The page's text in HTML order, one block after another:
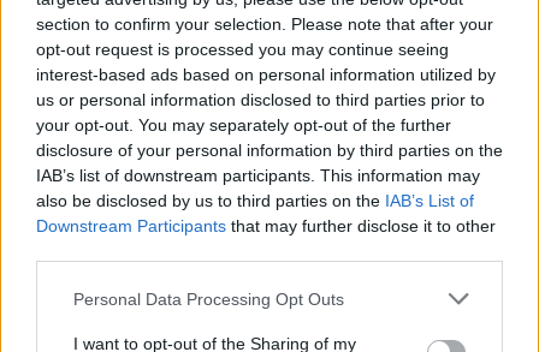
section to confirm your selection. Please note that after your
opt-out request is processed you may continue seeing
interest-based ads based on personal information utilized by
us or personal information disclosed to third parties prior to
your opt-out. You may separately opt-out of the further
disclosure of your personal information by third parties on the
IAB’s list of downstream participants. This information may
also be disclosed by us to third parties on the IAB’s List of
Downstream Participants that may further disclose it to other
Personal Data Processing Opt Outs
I want to opt-out of the Sharing of my
Article précédent
Tensions et révélations :
ce que la pleine Lune en
Sagittaire vous réserve
Article suivant
Cuisses qui frottent en
été : comment éviter
l’irritation et le inconfort
news